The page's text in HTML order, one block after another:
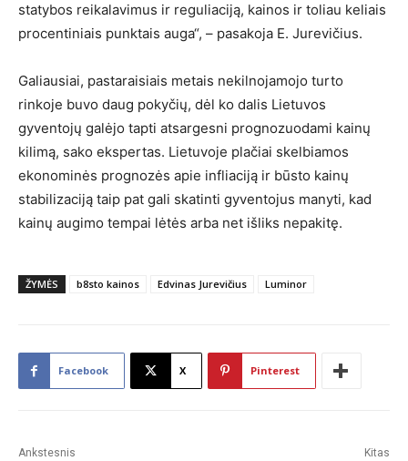
statybos reikalavimus ir reguliaciją, kainos ir toliau keliais
procentiniais punktais auga“, – pasakoja E. Jurevičius.
Galiausiai, pastaraisiais metais nekilnojamojo turto
rinkoje buvo daug pokyčių, dėl ko dalis Lietuvos
gyventojų galėjo tapti atsargesni prognozuodami kainų
kilimą, sako ekspertas. Lietuvoje plačiai skelbiamos
ekonominės prognozės apie infliaciją ir būsto kainų
stabilizaciją taip pat gali skatinti gyventojus manyti, kad
kainų augimo tempai lėtės arba net išliks nepakitę.
ŽYMĖS b8sto kainos Edvinas Jurevičius Luminor
Facebook X Pinterest
Ankstesnis Kitas